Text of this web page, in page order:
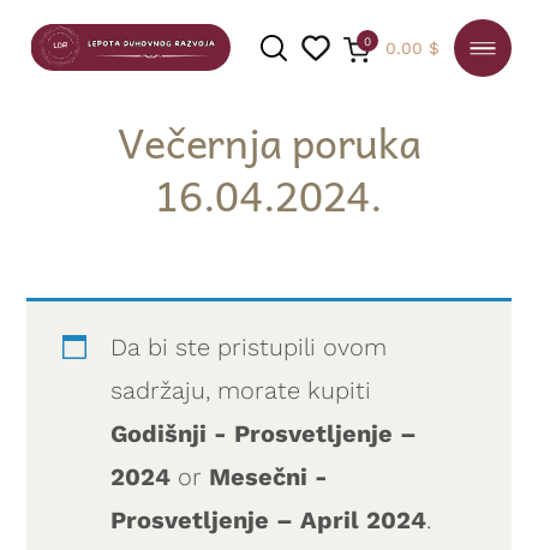
PRETRAGA
0 0.00 $
Večernja poruka
16.04.2024.
Da bi ste pristupili ovom
sadržaju, morate kupiti
Godišnji - Prosvetljenje –
2024 or Mesečni -
Prosvetljenje – April 2024.